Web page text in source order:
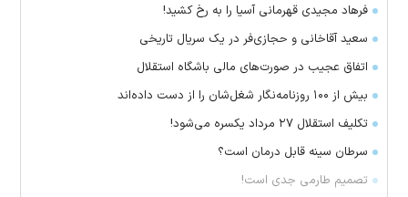
فرهاد مجیدی قهرمانی آسیا را به رخ کشید!
سعید آقاخانی و حجازی‌فر در یک سریال تاریخی
اتفاق عجیب در صورت‌های مالی باشگاه استقلال
بیش از ۱۰۰ روزنامه‌نگار شغل‌شان را از دست داده‌اند
تکلیف استقلال ۲۷ مرداد یکسره می‌شود!
سرطان سینه قابل درمان است؟
تصمیم طارمی جدی است!